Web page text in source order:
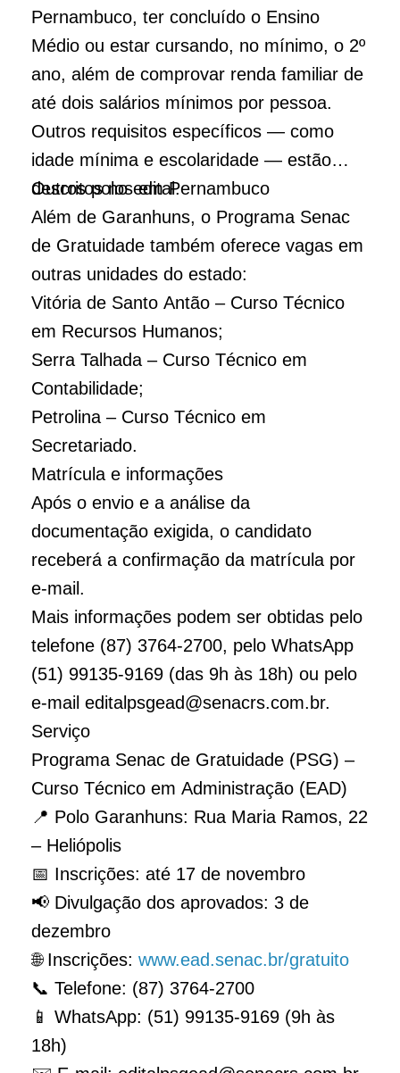
Pernambuco, ter concluído o Ensino
Médio ou estar cursando, no mínimo, o 2º
ano, além de comprovar renda familiar de
até dois salários mínimos por pessoa.
Outros requisitos específicos — como
idade mínima e escolaridade — estão
descritos no edital.
Outros polos em Pernambuco
Além de Garanhuns, o Programa Senac
de Gratuidade também oferece vagas em
outras unidades do estado:
Vitória de Santo Antão – Curso Técnico
em Recursos Humanos;
Serra Talhada – Curso Técnico em
Contabilidade;
Petrolina – Curso Técnico em
Secretariado.
Matrícula e informações
Após o envio e a análise da
documentação exigida, o candidato
receberá a confirmação da matrícula por
e-mail.
Mais informações podem ser obtidas pelo
telefone (87) 3764-2700, pelo WhatsApp
(51) 99135-9169 (das 9h às 18h) ou pelo
e-mail editalpsgead@senacrs.com.br.
Serviço
Programa Senac de Gratuidade (PSG) –
Curso Técnico em Administração (EAD)
📍 Polo Garanhuns: Rua Maria Ramos, 22
– Heliópolis
📅 Inscrições: até 17 de novembro
📢 Divulgação dos aprovados: 3 de
dezembro
🌐 Inscrições: www.ead.senac.br/gratuito
📞 Telefone: (87) 3764-2700
📱 WhatsApp: (51) 99135-9169 (9h às
18h)